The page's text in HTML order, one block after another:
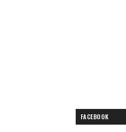
FACEBOOK